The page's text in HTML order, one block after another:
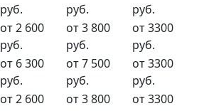
руб.
руб.
руб.
от 2 600
руб.
от 3 800
руб.
от 3300
руб.
от 6 300
руб.
от 7 500
руб.
от 3300
руб.
от 2 600
от 3 800
от 3300